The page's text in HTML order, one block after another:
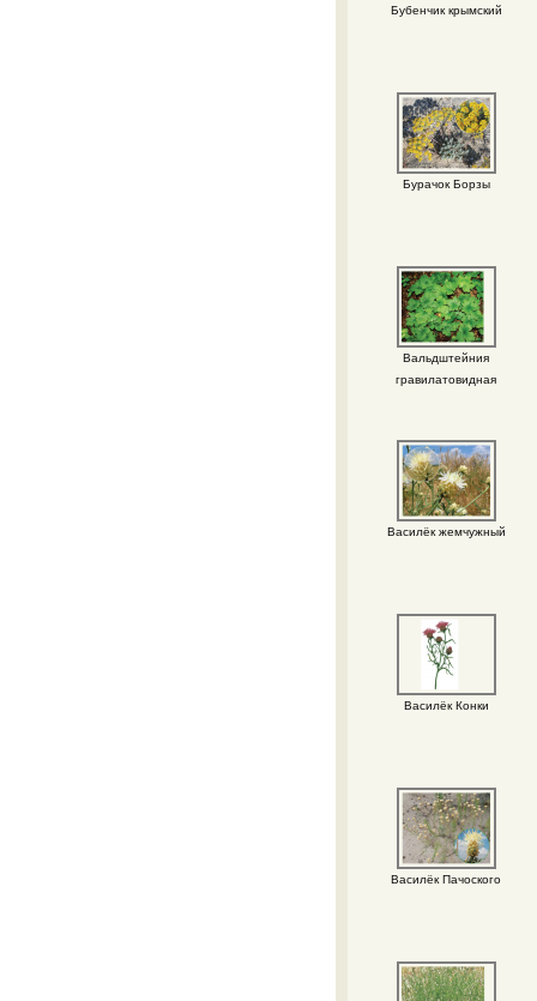
Бубенчик крымский
Бурачок Борзы
Вальдштейния
гравилатовидная
Василёк жемчужный
Василёк Конки
Василёк Пачоского